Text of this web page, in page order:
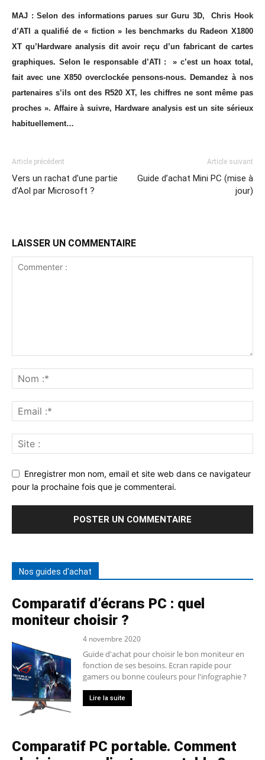
MAJ : Selon des informations parues sur Guru 3D,
Chris Hook
d’ATI a qualifié de « fiction » les benchmarks du Radeon X1800
XT qu’Hardware analysis dit avoir reçu d’un fabricant de cartes
graphiques. Selon le responsable d’ATI : » c’est un hoax total,
fait avec une X850 overclockée pensons-nous. Demandez à nos
partenaires s’ils ont des R520 XT, les chiffres ne sont même pas
proches ». Affaire à suivre, Hardware analysis est un site sérieux
habituellement…
Article précédent
Vers un rachat d’une partie
d’Aol par Microsoft ?
Article suivant
Guide d’achat Mini PC (mise à
jour)
LAISSER UN COMMENTAIRE
Enregistrer mon nom, email et site web dans ce navigateur
pour la prochaine fois que je commenterai.
Nos guides d'achat
Comparatif d’écrans PC : quel
moniteur choisir ?
4 novembre 2020
Guide d'achat pour choisir le bon moniteur en
fonction de ses besoins. Ecran rapide pour
gamers ou bonne couleurs pour l'infographie ?
Lire la suite
Comparatif PC portable. Comment